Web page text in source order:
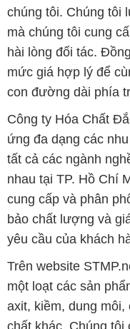
chúng tôi. Chúng tôi
mà chúng tôi cung
hài lòng đối tác.
mức giá hợp lý để
con đường dài phía
Công ty Hóa Chất
ứng đa dạng các
tất cả các ngành
nhau tại TP. Hồ Chí
cung cấp và phân
bảo chất lượng và
yêu cầu của khách
Trên website
một loạt các sản
axit, kiềm, dung
chất khác. Chúng tôi